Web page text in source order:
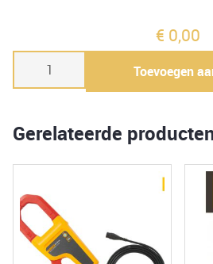
€ 0,00
stroomtang
aantal
Toevoegen
Gerelateerde